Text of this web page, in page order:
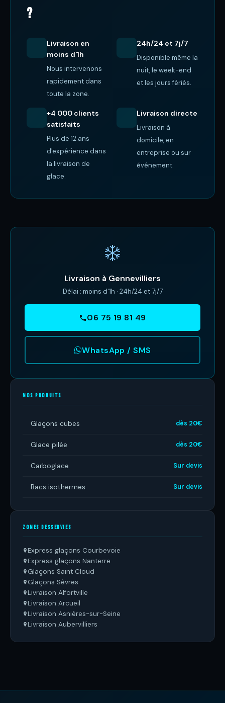
?
Livraison en
moins d'1h
Nous intervenons
rapidement dans
toute la zone.
24h/24 et 7j/7
Disponible même la
nuit, le week-end
et les jours fériés.
+4 000 clients
satisfaits
Plus de 12 ans
d'expérience dans
la livraison de
glace.
Livraison directe
Livraison à
domicile, en
entreprise ou sur
événement.
Livraison à Gennevilliers
Délai : moins d'1h · 24h/24 et 7j/7
06 75 19 81 49
WhatsApp / SMS
NOS PRODUITS
Glaçons cubes dès 20€
Glace pilée dès 20€
Carboglace Sur devis
Bacs isothermes Sur devis
ZONES DESSERVIES
Express glaçons Courbevoie
Express glaçons Nanterre
Glaçons Saint Cloud
Glaçons Sèvres
Livraison Alfortville
Livraison Arcueil
Livraison Asnières-sur-Seine
Livraison Aubervilliers